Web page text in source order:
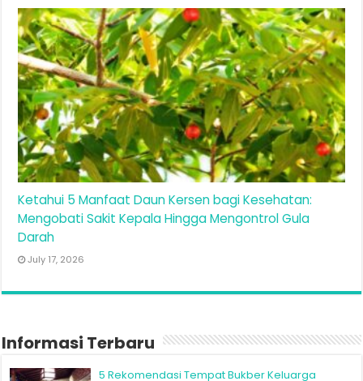
Ketahui 5 Manfaat Daun Kersen bagi Kesehatan:
Mengobati Sakit Kepala Hingga Mengontrol Gula
Darah
July 17, 2026
Informasi Terbaru
5 Rekomendasi Tempat Bukber Keluarga